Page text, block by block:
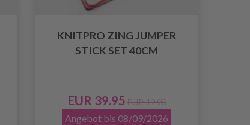
KNITPRO ZING JUMPER
STICK SET 40CM
EUR 39.95 EUR 49.90
Angebot bis 08/09/2026